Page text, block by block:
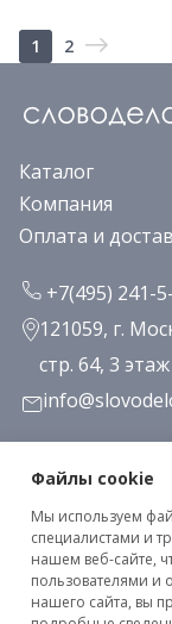
1 2
Каталог
Компания
Оплата и
+7(495) 241-
121059, г.
стр. 64, 3 этаж
Клиентское
Файлы cookie
Мы используем
специалистами и
нашем веб-сайте,
пользователями и
нашего сайта, вы